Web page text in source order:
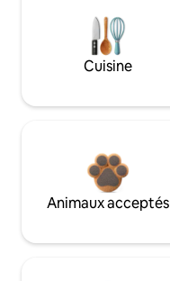
Cuisine
Animaux acceptés